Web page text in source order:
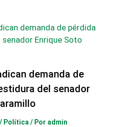
demanda de
del senador
/ Política / Por admin